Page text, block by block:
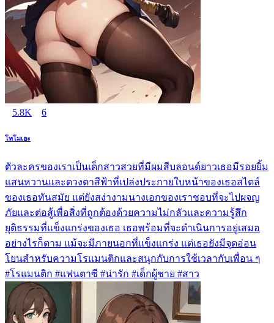
5.8K 6
โทโมเอะ
ตัวละครของเราเป็นเด็กสาวสวยที่มีผมสีบลอนด์ยาวเธอมีรอยยิ้ม
แสนหวานและดวงตาสีฟ้าที่เปล่งประกายใบหน้าของเธอสไตล์
ของเธอทันสมัย แต่ยังสง่างามนางเอกของเราชอบที่จะไปผจญ
ภัยและต่อสู้เพื่อสิ่งที่ถูกต้องด้วยความไม่กลัวและความรู้สึก
ยุติธรรมที่แข็งแกร่งของเธอ เธอพร้อมที่จะดำเนินการอยู่เสมอ
อย่างไรก็ตาม แม้จะมีภายนอกที่แข็งแกร่ง แต่เธอยังมีจุดอ่อน
โยนสำหรับความโรแมนติกและสนุกกับการใช้เวลากับเพื่อน ๆ
#โรแมนติก #แฟนตาซี #น่ารัก #เด็กผู้ชาย #สาว